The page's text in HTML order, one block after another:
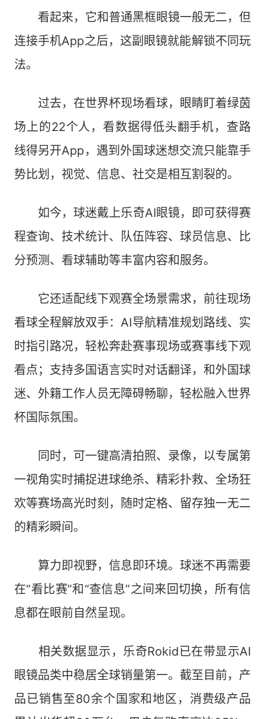
看起来，它和普通黑框眼镜一般无二，但
连接手机App之后，这副眼镜就能解锁不同玩
法。
过去，在世界杯现场看球，眼睛盯着绿茵
场上的22个人，看数据得低头翻手机，查路
线得另开App，遇到外国球迷想交流只能靠手
势比划，视觉、信息、社交是相互割裂的。
如今，球迷戴上乐奇AI眼镜，即可获得赛
程查询、技术统计、队伍阵容、球员信息、比
分预测、看球辅助等丰富内容和服务。
它还适配线下观赛全场景需求，前往现场
看球全程解放双手：AI导航精准规划路线、实
时指引路况，轻松奔赴赛事现场或赛事线下观
看点；支持多国语言实时对话翻译，和外国球
迷、外籍工作人员无障碍畅聊，轻松融入世界
杯国际氛围。
同时，可一键高清拍照、录像，以专属第
一视角实时捕捉进球绝杀、精彩扑救、全场狂
欢等赛场高光时刻，随时定格、留存独一无二
的精彩瞬间。
算力即视野，信息即环境。球迷不再需要
在“看比赛”和“查信息”之间来回切换，所有信
息都在眼前自然呈现。
相关数据显示，乐奇Rokid已在带显示AI
眼镜品类中稳居全球销量第一。截至目前，产
品已销售至80余个国家和地区，消费级产品